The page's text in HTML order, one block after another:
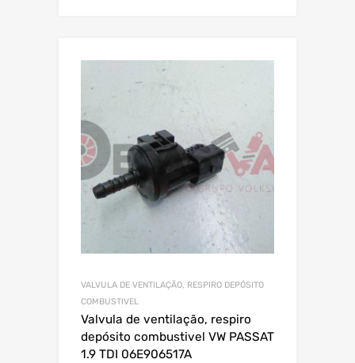
VALVULA DE VENTILAÇÃO, RESPIRO DEPÓSITO
COMBUSTIVEL
Valvula de ventilação, respiro
depósito combustivel VW PASSAT
1.9 TDI 06E906517A